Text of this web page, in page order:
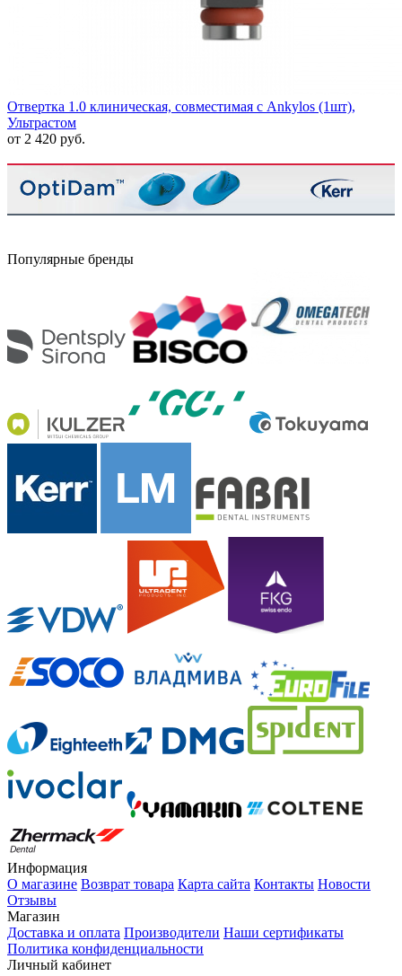
Отвертка 1.0 клиническая, совместимая с Ankylos (1шт),
Ультрастом
от 2 420 руб.
Популярные бренды
Информация
О магазине Возврат товара Карта сайта Контакты Новости
Отзывы
Магазин
Доставка и оплата Производители Наши сертификаты
Политика конфиденциальности
Личный кабинет